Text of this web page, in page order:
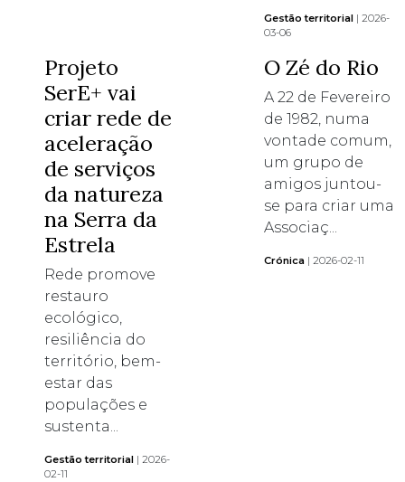
Gestão territorial | 2026-
03-06
Projeto
SerE+ vai
criar rede de
aceleração
de serviços
da natureza
na Serra da
Estrela
Rede promove
restauro
ecológico,
resiliência do
território, bem-
estar das
populações e
sustenta...
Gestão territorial | 2026-
02-11
O Zé do Rio
A 22 de Fevereiro
de 1982, numa
vontade comum,
um grupo de
amigos juntou-
se para criar uma
Associaç...
Crónica | 2026-02-11